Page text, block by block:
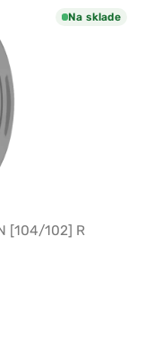
Na sklade
[104/102] R